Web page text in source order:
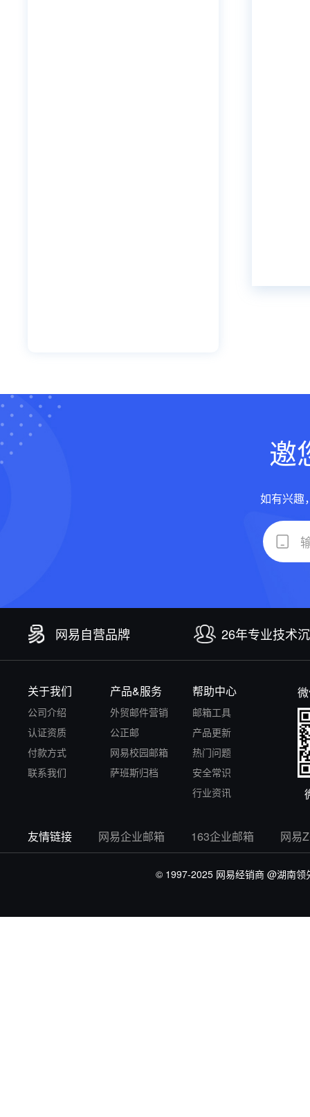
邀
如有兴趣
网易自营品牌 26年专业技术
关于我们
公司介绍
认证资质
付款方式
联系我们
产品&服务
外贸邮件营销
公正邮
网易校园邮箱
萨班斯归档
帮助中心
邮箱工具
产品更新
热门问题
安全常识
行业资讯
友情链接 网易企业邮箱 163企业邮箱 网易
© 1997-2025 网易经销商 @湖南领